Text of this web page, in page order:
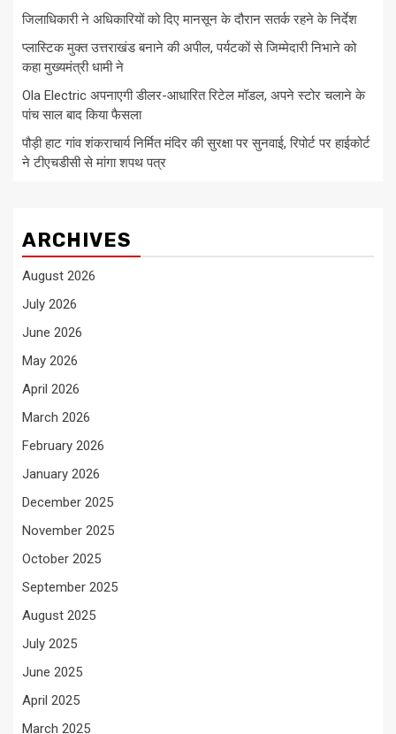
जिलाधिकारी ने अधिकारियों को दिए मानसून के दौरान सतर्क रहने के निर्देश
प्लास्टिक मुक्त उत्तराखंड बनाने की अपील, पर्यटकों से जिम्मेदारी निभाने को
कहा मुख्यमंत्री धामी ने
Ola Electric अपनाएगी डीलर-आधारित रिटेल मॉडल, अपने स्टोर चलाने के
पांच साल बाद किया फैसला
पौड़ी हाट गांव शंकराचार्य निर्मित मंदिर की सुरक्षा पर सुनवाई, रिपोर्ट पर हाईकोर्ट
ने टीएचडीसी से मांगा शपथ पत्र
ARCHIVES
August 2026
July 2026
June 2026
May 2026
April 2026
March 2026
February 2026
January 2026
December 2025
November 2025
October 2025
September 2025
August 2025
July 2025
June 2025
April 2025
March 2025